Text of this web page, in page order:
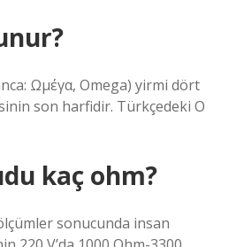
Ωμέγα, Omega) yirmi dört
son harfidir. Türkçedeki O
kaç ohm?
sonucunda insan